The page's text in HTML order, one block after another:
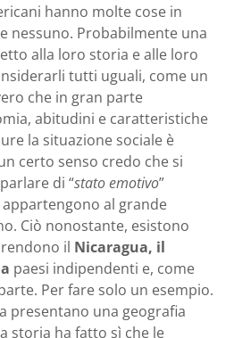
hanno molte cose in
nessuno. Probabilmente una
alla loro storia e alle loro
tutti uguali, come un
che in gran parte
abitudini e caratteristiche
la situazione sociale è
certo senso credo che si
di “stato emotivo”
al grande
Ciò nonostante, esistono
il Nicaragua, il
paesi indipendenti e, come
Per fare solo un esempio.
presentano una geografia
storia ha fatto sì che le